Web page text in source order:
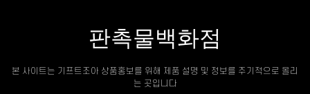
판촉물백화점
본 사이트는 기프트조아 상품홍보를 위해 제품 설명 및 정보를 주기적으로 올리
는 곳입니다